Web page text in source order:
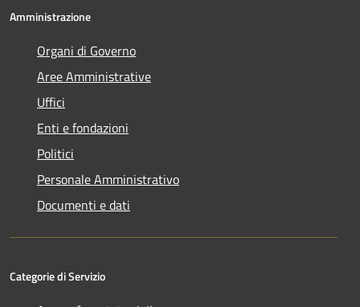
Amministrazione
Organi di Governo
Aree Amministrative
Uffici
Enti e fondazioni
Politici
Personale Amministrativo
Documenti e dati
Categorie di Servizio